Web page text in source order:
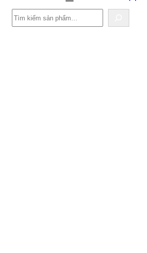
Tìm
kiếm